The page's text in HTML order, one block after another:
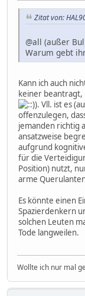
Zitat von:
@all (außer
Warum gebt
Kann ich auch
keiner beantragt,
). Vll. ist es
offenzulegen,
jemanden richtig
ansatzweise
aufgrund
für die
Position) nutzt,
arme
Es könnte einen
Spazierdenkern
solchen Leuten
Tode langweilen.
Wollte ich nur mal